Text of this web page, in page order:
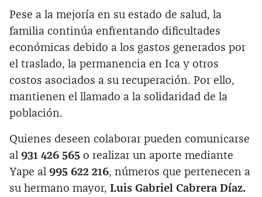
Pese a la mejoría en su estado de salud, la
familia continúa enfrentando dificultades
económicas debido a los gastos generados por
el traslado, la permanencia en Ica y otros
costos asociados a su recuperación. Por ello,
mantienen el llamado a la solidaridad de la
población.
Quienes deseen colaborar pueden comunicarse
al 931 426 565 o realizar un aporte mediante
Yape al 995 622 216, números que pertenecen a
su hermano mayor, Luis Gabriel Cabrera Díaz.